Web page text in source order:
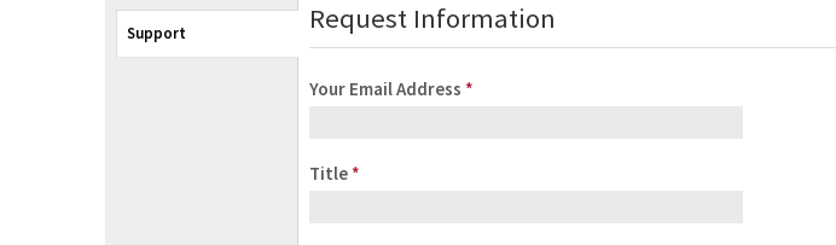
Support Request Information
Your Email Address *
Title *